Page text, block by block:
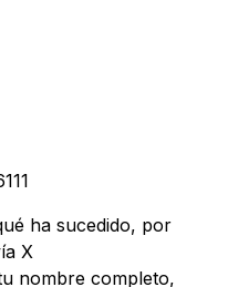
ha sucedido, por
X
nombre completo,